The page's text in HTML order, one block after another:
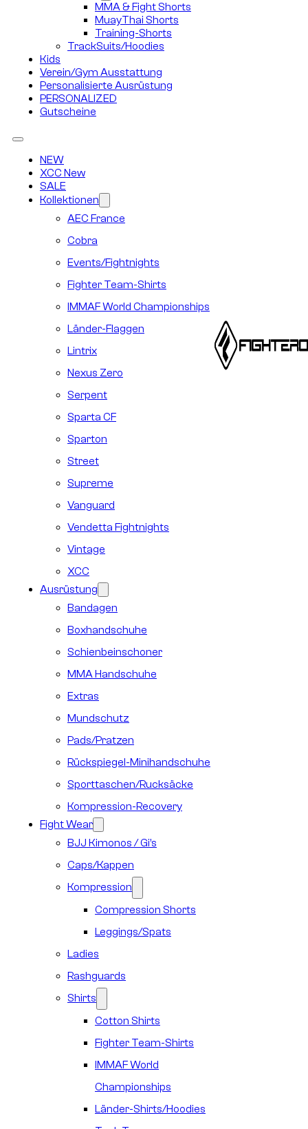
MMA & Fight Shorts
MuayThai Shorts
Training-Shorts
TrackSuits/Hoodies
Kids
Verein/Gym Ausstattung
Personalisierte Ausrüstung
PERSONALIZED
Gutscheine
NEW
XCC New
SALE
Kollektionen
AEC France
Cobra
Events/Fightnights
Fighter Team-Shirts
IMMAF World Championships
Länder-Flaggen
Lintrix
Nexus Zero
Serpent
Sparta CF
Sparton
Street
Supreme
Vanguard
Vendetta Fightnights
Vintage
XCC
Ausrüstung
Bandagen
Boxhandschuhe
Schienbeinschoner
MMA Handschuhe
Extras
Mundschutz
Pads/Pratzen
Rückspiegel-Minihandschuhe
Sporttaschen/Rucksäcke
Kompression-Recovery
Fight Wear
BJJ Kimonos / Gi’s
Caps/Kappen
Kompression
Compression Shorts
Leggings/Spats
Ladies
Rashguards
Shirts
Cotton Shirts
Fighter Team-Shirts
IMMAF World
Championships
Länder-Shirts/Hoodies